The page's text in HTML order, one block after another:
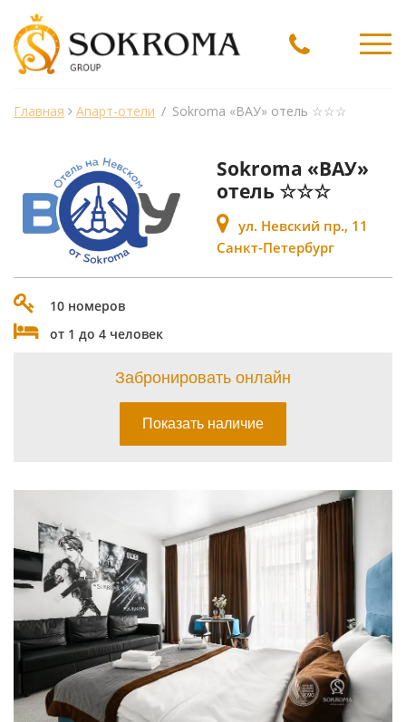
Главная Апарт-отели / Sokroma «ВАУ» отель ☆☆☆
Sokroma «ВАУ»
отель ☆☆☆
ул. Невский пр., 11
Санкт-Петербург
10 номеров
от 1 до 4 человек